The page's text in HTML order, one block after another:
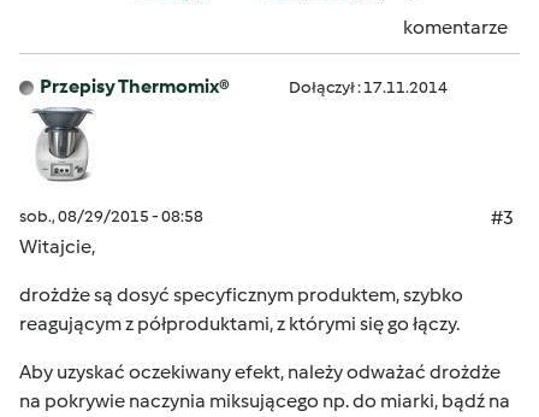
komentarze
Przepisy Thermomix® Dołączył : 17.11.2014
sob., 08/29/2015 - 08:58
#3
Witajcie,
drożdże są dosyć specyficznym produktem, szybko
reagującym z półproduktami, z którymi się go łączy.
Aby uzyskać oczekiwany efekt, należy odważać drożdże
na pokrywie naczynia miksującego np. do miarki, bądź na